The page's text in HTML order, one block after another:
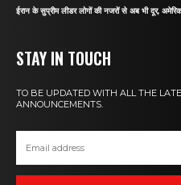
ईरान के सुप्रीम लीडर लोगों की नजरों से अब भी दूर,
STAY IN TOUCH
TO BE UPDATED WITH ALL THE
ANNOUNCEMENTS.